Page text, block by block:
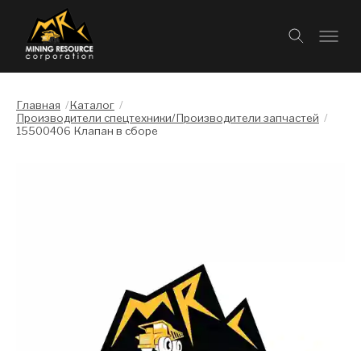
Главная /Каталог /
Производители спецтехники/Производители запчастей /
15500406 Клапан в сборе